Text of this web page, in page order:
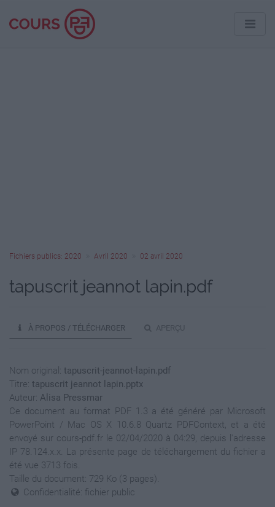
Fichiers publics: 2020 Avril 2020 02 avril 2020
tapuscrit jeannot lapin.pdf
À PROPOS / TÉLÉCHARGER APERÇU
Nom original: tapuscrit-jeannot-lapin.pdf
Titre: tapuscrit jeannot lapin.pptx
Auteur: Alisa Pressmar
Ce document au format PDF 1.3 a été généré par Microsoft
PowerPoint / Mac OS X 10.6.8 Quartz PDFContext, et a été
envoyé sur cours-pdf.fr le 02/04/2020 à 04:29, depuis l'adresse
IP 78.124.x.x. La présente page de téléchargement du fichier a
été vue 3713 fois.
Taille du document: 729 Ko (3 pages).
Confidentialité: fichier public